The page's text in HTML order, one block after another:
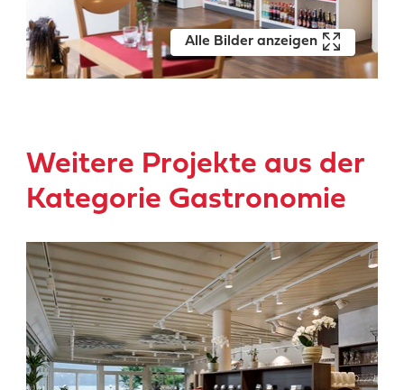
Alle Bilder anzeigen
Weitere Projekte aus der
Kategorie Gastronomie